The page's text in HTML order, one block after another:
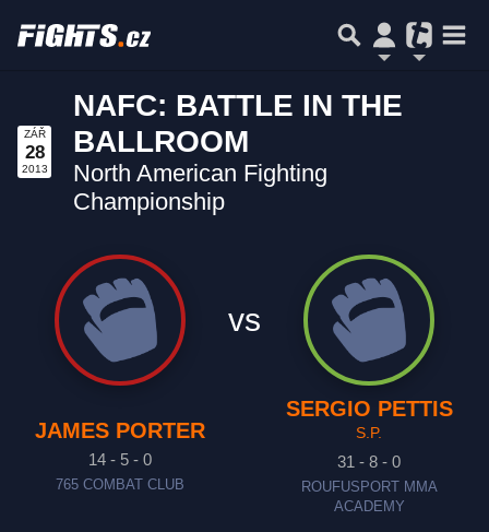
ZÁŘ
28
2013
NAFC: BATTLE IN THE
BALLROOM
North American Fighting
Championship
JAMES PORTER
14 - 5 - 0
765 COMBAT CLUB
vs
SERGIO PETTIS
S.P.
31 - 8 - 0
ROUFUSPORT MMA
ACADEMY